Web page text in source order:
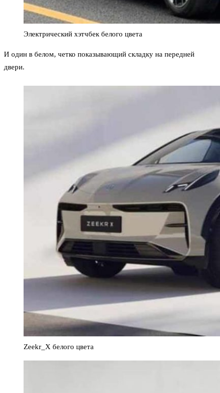
Электрический хэтчбек белого цвета
И один в белом, четко показывающий складку на передней
двери.
Zeekr_X белого цвета